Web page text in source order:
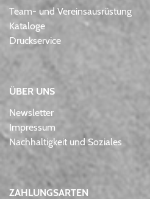
Team- und Vereinsausrüstung
Kataloge
Druckservice
ÜBER UNS
Newsletter
Impressum
Nachhaltigkeit und Soziales
ZAHLUNGSARTEN